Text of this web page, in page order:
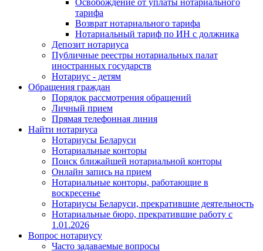
тарифа
Возврат нотариального тарифа
Нотариальный тариф по ИН с должника
Депозит нотариуса
Публичные реестры нотариальных палат
иностранных государств
Нотариус - детям
Обращения граждан
Порядок рассмотрения обращений
Личный прием
Прямая телефонная линия
Найти нотариуса
Нотариусы Беларуси
Нотариальные конторы
Поиск ближайшей нотариальной конторы
Онлайн запись на прием
Нотариальные конторы, работающие в
воскресенье
Нотариусы Беларуси, прекратившие деятельность
Нотариальные бюро, прекратившие работу с
1.01.2026
Вопрос нотариусу
Часто задаваемые вопросы